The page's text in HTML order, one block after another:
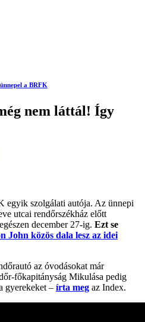
a BRFK
nem láttál! Így
egyik szolgálati autója. Az ünnepi
utcai rendőrszékház előtt
december 27-ig. Ezt se
John közös dala lesz az idei
az óvodásokat már
főkapitányság Mikulása pedig
gyerekeket – írta meg az Index.